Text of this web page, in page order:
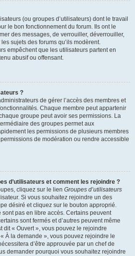
(ou groupes d’utilisateurs) dont le travail
le bon fonctionnement du forum. Ils ont le
des messages, de verrouiller, déverrouiller,
sujets des forums qu’ils modèrent.
empêchent que les utilisateurs partent en
abusif ou offensant.
?
de gérer l’accès des membres et
Chaque membre peut appartenir
groupe peut avoir ses permissions. La
des groupes permet aux
les permissions de plusieurs membres
de modération ou rendre accessible
d’utilisateurs et comment les rejoindre ?
cliquez sur le lien Groupes d’utilisateurs
Si vous souhaitez rejoindre un des
désiré et cliquez sur le bouton approprié.
sont pas en libre accès. Certains peuvent
sont fermés et d’autres peuvent même
dit « Ouvert », vous pouvez le rejoindre
À la demande », vous pouvez rejoindre le
d’être approuvée par un chef de
demander pourquoi vous souhaitez rejoindre